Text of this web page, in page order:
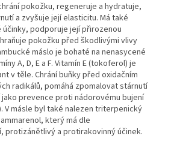
pokožku, regeneruje a hydratuje,
a zvyšuje její elasticitu. Má také
podporuje její přirozenou
pokožku před škodlivými vlivy
máslo je bohaté na nenasycené
A, D, E a F. Vitamín E (tokoferol) je
v těle. Chrání buňky před oxidačním
radikálů, pomáhá zpomalovat stárnutí
prevence proti nádorovému bujení
V másle byl také nalezen triterpenický
který má dle
protizánětlivý a protirakovinný účinek.